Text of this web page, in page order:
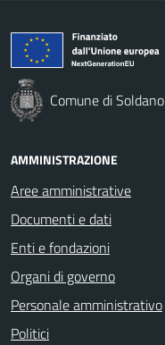
Comune di Soldano
AMMINISTRAZIONE
Aree amministrative
Documenti e dati
Enti e fondazioni
Organi di governo
Personale amministrativo
Politici